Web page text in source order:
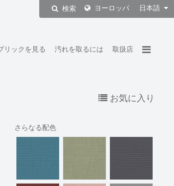
検索 ヨーロッパ 日本語
ブリックを見る 汚れを取るには 取扱店
お気に入り
さらなる配色